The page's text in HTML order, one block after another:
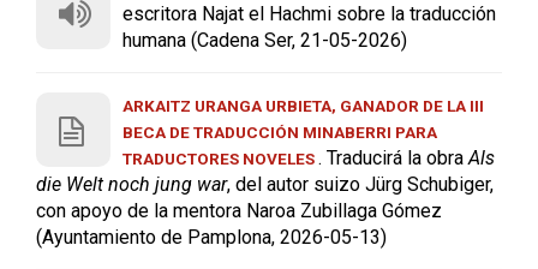
escritora Najat el Hachmi sobre la traducción
humana (Cadena Ser, 21-05-2026)
ARKAITZ URANGA URBIETA, GANADOR DE LA III
BECA DE TRADUCCIÓN MINABERRI PARA
TRADUCTORES NOVELES. Traducirá la obraAls
die Welt noch jung war, del autor suizo Jürg Schubiger,
con apoyo de la mentora Naroa Zubillaga Gómez
(Ayuntamiento de Pamplona, 2026-05-13)